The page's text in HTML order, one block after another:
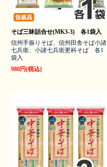
そば三昧詰合せ(MK3-3) 各1袋入
信州手振りそば、信州田舎そば小諸
七兵衛、小諸七兵衛更科そば 各1
袋入
980円(税込)